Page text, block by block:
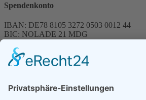
Spendenkonto
IBAN: DE78 8105 3272 0503 0012 44
BIC: NOLADE 21 MDG
Spenden können steuerlich abgesetzt werden
Förderung